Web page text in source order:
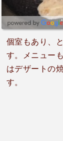
食後は自然と
た。支払いは
た必ず伺いま
個室もあり、
す。メニュー
はデザートの
す。